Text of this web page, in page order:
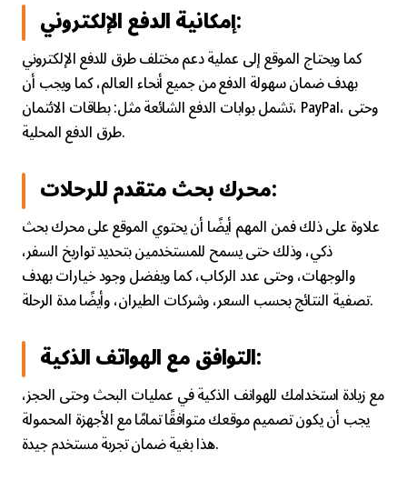
إمكانية الدفع الإلكتروني:
كما ويحتاج الموقع إلى عملية دعم مختلف طرق للدفع الإلكتروني
بهدف ضمان سهولة الدفع من جميع أنحاء العالم، كما ويجب أن
تشمل بوابات الدفع الشائعة مثل: بطاقات الائتمان، PayPal، وحتى
طرق الدفع المحلية.
محرك بحث متقدم للرحلات:
علاوة على ذلك فمن المهم أيضًا أن يحتوي الموقع على محرك بحث
ذكي، وذلك حتى يسمح للمستخدمين بتحديد تواريخ السفر،
والوجهات، وحتى عدد الركاب، كما ويفضل وجود خيارات بهدف
تصفية النتائج بحسب السعر، وشركات الطيران، وأيضًا مدة الرحلة.
التوافق مع الهواتف الذكية:
مع زيادة استخدامك للهواتف الذكية في عمليات البحث وحتى الحجز،
يجب أن يكون تصميم موقعك متوافقًا تمامًا مع الأجهزة المحمولة
هذا بغية ضمان تجربة مستخدم جيدة.